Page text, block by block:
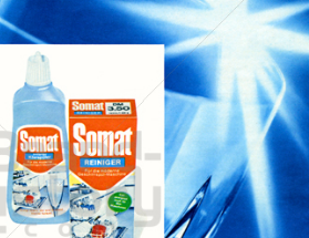
Eastern Europe GmbH 1971